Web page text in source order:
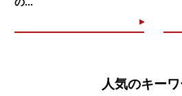
人気のキー